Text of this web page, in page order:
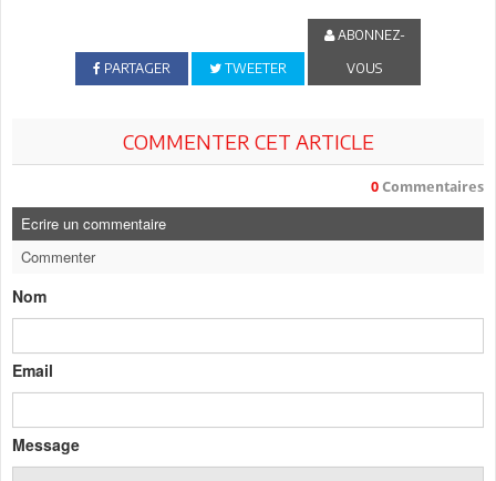
PARTAGER TWEETER
ABONNEZ-
VOUS
COMMENTER CET ARTICLE
0 Commentaires
Ecrire un commentaire
Commenter
Nom
Email
Message